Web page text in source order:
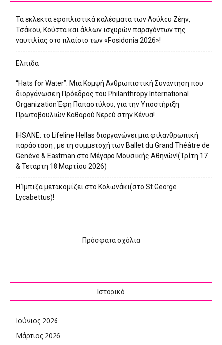
Τα εκλεκτά εφοπλιστικά καλέσματα των Λούλου Ζέην,
Τσάκου, Κούστα και άλλων ισχυρών παραγόντων της
ναυτιλίας στο πλαίσιο των «Posidonia 2026»!
Ελπιδα
“Hats for Water”: Μια Κομψή Ανθρωπιστική Συνάντηση που
διοργάνωσε η Πρόεδρος του Philanthropy International
Organization Έφη Παπαστύλου, για την Υποστήριξη
Πρωτοβουλιών Καθαρού Νερού στην Κένυα!
IHSANE: το Lifeline Hellas διοργανώνει μια φιλανθρωπική
παράσταση , με τη συμμετοχή των Ballet du Grand Théâtre de
Genève & Eastman στο Μέγαρο Μουσικής Αθηνών!(Τρίτη 17
& Τετάρτη 18 Μαρτίου 2026)
Η Ίμπιζα μετακομίζει στο Κολωνάκι(στο St.George
Lycabettus)!
Πρόσφατα σχόλια
Ιστορικό
Ιούνιος 2026
Μάρτιος 2026